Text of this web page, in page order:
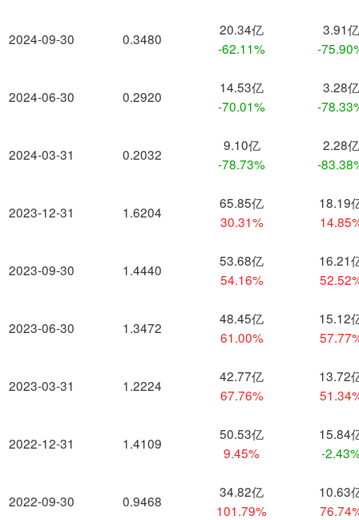
2024-09-30
2024-06-30
2024-03-31
2023-12-31
2023-09-30
2023-06-30
2023-03-31
2022-12-31
2022-09-30
0.3480
20.34亿
-62.11%
3.91亿
-
0.2920
14.53亿
-70.01%
3.28亿
-
0.2032
9.10亿
-78.73%
2.28亿
-
1.6204
65.85亿
30.31%
18.19
1.4440
53.68亿
54.16%
16.21
1.3472
48.45亿
61.00%
15.12
1.2224
42.77亿
67.76%
13.72
1.4109
50.53亿
9.45%
15.84
-
0.9468
34.82亿
101.79%
10.63